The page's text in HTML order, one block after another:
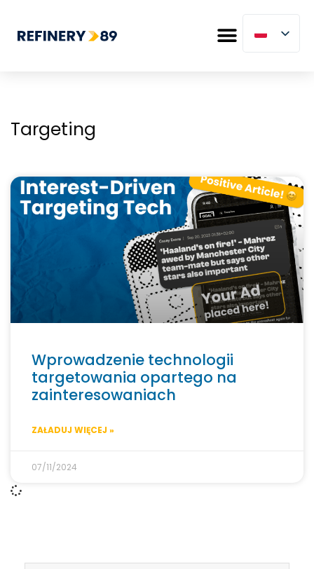
Targeting
Wprowadzenie technologii
targetowania opartego na
zainteresowaniach
ZAŁADUJ WIĘCEJ »
07/11/2024